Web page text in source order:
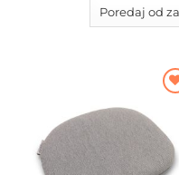
na listu
želja